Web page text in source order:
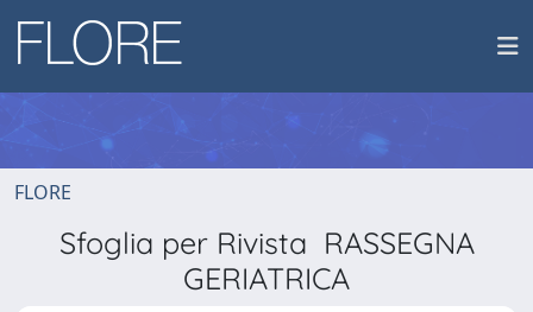
FLORE
Sfoglia per Rivista RASSEGNA
GERIATRICA